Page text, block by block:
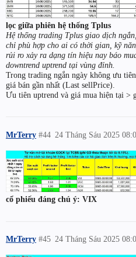
lọc giữa phiên hệ thống Tplus
Hệ thống trading Tplus giao dịch
chỉ phù hợp cho ai có thời gian, kỹ
rủi ro xảy ra dạng tín hiệu nay báo
downtrend uptrend tại vùng đỉnh.
Trong trading ngắn ngày không ưu
giá bán gần nhất (Last sellPrice).
Ưu tiên uptrend và giá mua hiện tại >
MrTerry 24 Tháng Sáu 2025
#44
cổ phiếu đáng chú ý: VIX
MrTerry 24 Tháng Sáu 2025
#45